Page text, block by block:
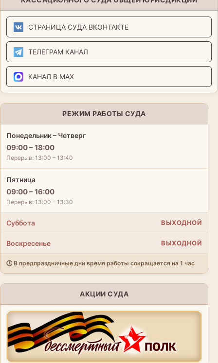
СТРАНИЦА СУДА ВКОНТАКТЕ
ТЕЛЕГРАМ КАНАЛ
КАНАЛ В MAX
РЕЖИМ РАБОТЫ СУДА
Понедельник – Четверг
09:00 – 18:00
Перерыв: 13:00 – 13:40
Пятница
09:00 – 16:00
Перерыв: 13:00 – 13:30
Суббота ВЫХОДНОЙ
Воскресенье ВЫХОДНОЙ
🕒 В предпраздничные дни время работы сокращается на 1 час
АКЦИИ СУДА